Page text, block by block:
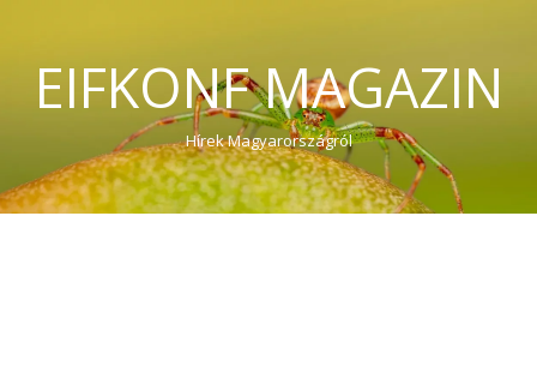
EIFKONF MAGAZIN
Hírek Magyarországról